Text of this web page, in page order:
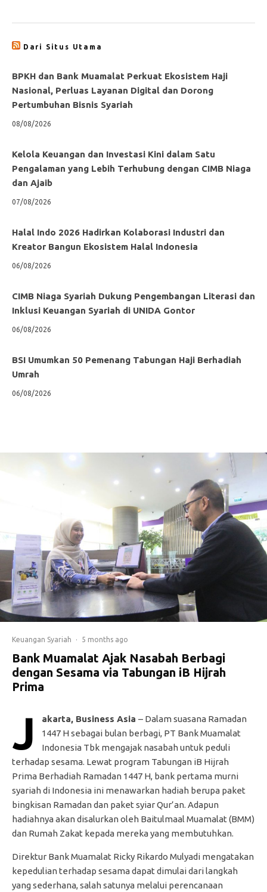
Dari Situs Utama
BPKH dan Bank Muamalat Perkuat Ekosistem Haji
Nasional, Perluas Layanan Digital dan Dorong
Pertumbuhan Bisnis Syariah
08/08/2026
Kelola Keuangan dan Investasi Kini dalam Satu
Pengalaman yang Lebih Terhubung dengan CIMB Niaga
dan Ajaib
07/08/2026
Halal Indo 2026 Hadirkan Kolaborasi Industri dan
Kreator Bangun Ekosistem Halal Indonesia
06/08/2026
CIMB Niaga Syariah Dukung Pengembangan Literasi dan
Inklusi Keuangan Syariah di UNIDA Gontor
06/08/2026
BSI Umumkan 50 Pemenang Tabungan Haji Berhadiah
Umrah
06/08/2026
Keuangan Syariah · 5 months ago
Bank Muamalat Ajak Nasabah Berbagi
dengan Sesama via Tabungan iB Hijrah
Prima
J akarta, Business Asia – Dalam suasana Ramadan
1447 H sebagai bulan berbagi, PT Bank Muamalat
Indonesia Tbk mengajak nasabah untuk peduli
terhadap sesama. Lewat program Tabungan iB Hijrah
Prima Berhadiah Ramadan 1447 H, bank pertama murni
syariah di Indonesia ini menawarkan hadiah berupa paket
bingkisan Ramadan dan paket syiar Qur’an. Adapun
hadiahnya akan disalurkan oleh Baitulmaal Muamalat (BMM)
dan Rumah Zakat kepada mereka yang membutuhkan.
Direktur Bank Muamalat Ricky Rikardo Mulyadi mengatakan
kepedulian terhadap sesama dapat dimulai dari langkah
yang sederhana, salah satunya melalui perencanaan